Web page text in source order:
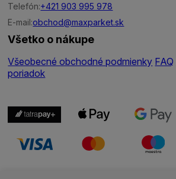
Telefón:+421 903 995 978
E-mail:obchod@maxparket.sk
Všetko o nákupe
Všeobecné obchodné podmienky FAQ
poriadok